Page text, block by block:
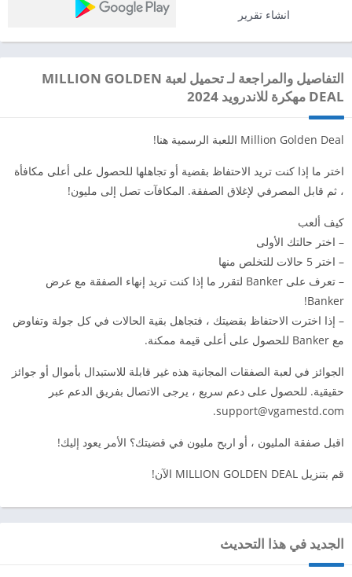
انشاء تقرير
التفاصيل والمراجعة لـ تحميل لعبة MILLION GOLDEN
DEAL مهكرة للاندرويد 2024
Million Golden Deal اللعبة الرسمية هنا!
اختر ما إذا كنت تريد الاحتفاظ بقضية أو تجاهلها للحصول على أعلى مكافأة
، ثم قابل المصرفي لإغلاق الصفقة. المكافآت تصل إلى مليون!
كيف ألعب
– اختر حالتك الأولى
– اختر 5 حالات للتخلص منها
– تعرف على Banker لتقرر ما إذا كنت تريد إنهاء الصفقة مع عرض
Banker!
– إذا اخترت الاحتفاظ بقضيتك ، فتجاهل بقية الحالات في كل جولة وتفاوض
مع Banker للحصول على أعلى قيمة ممكنة.
الجوائز في لعبة الصفقات المجانية هذه غير قابلة للاستبدال بأموال أو جوائز
حقيقية. للحصول على دعم سريع ، يرجى الاتصال بفريق الدعم عبر
support@vgamestd.com
.
اقبل صفقة المليون ، أو اربح مليون في قضيتك؟ الأمر يعود إليك!
قم بتنزيل MILLION GOLDEN DEAL الآن!
الجديد في هذا التحديث